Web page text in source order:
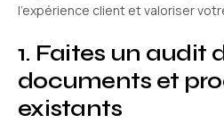
l’expérience client et valoriser
1. Faites un audit
documents et
existants